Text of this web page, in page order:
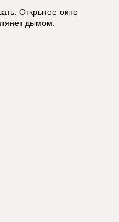
Открытое окно
дымом.